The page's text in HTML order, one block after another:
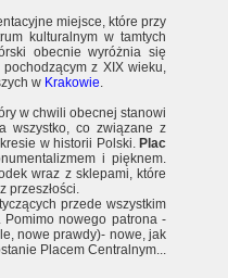
miejsce, które przy
kulturalnym w tamtych
obecnie wyróżnia się
z XIX wieku,
w Krakowie.
w chwili obecnej stanowi
wszystko, co związane z
w historii Polski. Plac
i pięknem.
wraz z sklepami, które
przeszłości.
przede wszystkim
Pomimo nowego patrona -
nowe prawdy)- nowe, jak
Placem Centralnym...